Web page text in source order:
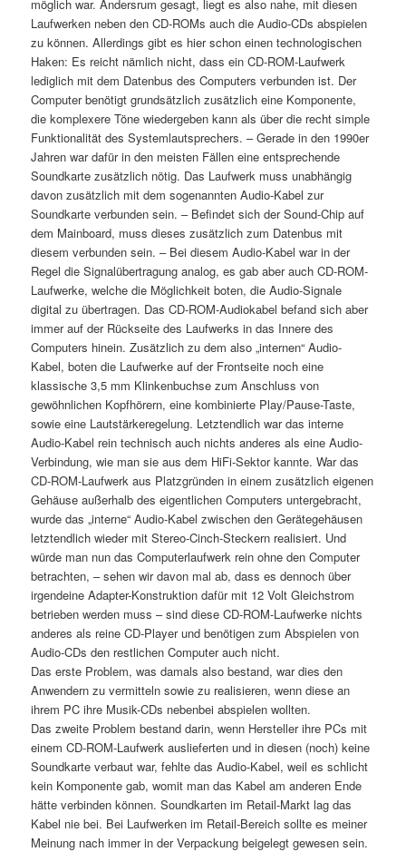
möglich war. Andersrum gesagt, liegt es also nahe, mit diesen
Laufwerken neben den CD-ROMs auch die Audio-CDs abspielen
zu können. Allerdings gibt es hier schon einen technologischen
Haken: Es reicht nämlich nicht, dass ein CD-ROM-Laufwerk
lediglich mit dem Datenbus des Computers verbunden ist. Der
Computer benötigt grundsätzlich zusätzlich eine Komponente,
die komplexere Töne wiedergeben kann als über die recht simple
Funktionalität des Systemlautsprechers. – Gerade in den 1990er
Jahren war dafür in den meisten Fällen eine entsprechende
Soundkarte zusätzlich nötig. Das Laufwerk muss unabhängig
davon zusätzlich mit dem sogenannten Audio-Kabel zur
Soundkarte verbunden sein. – Befindet sich der Sound-Chip auf
dem Mainboard, muss dieses zusätzlich zum Datenbus mit
diesem verbunden sein. – Bei diesem Audio-Kabel war in der
Regel die Signalübertragung analog, es gab aber auch CD-ROM-
Laufwerke, welche die Möglichkeit boten, die Audio-Signale
digital zu übertragen. Das CD-ROM-Audiokabel befand sich aber
immer auf der Rückseite des Laufwerks in das Innere des
Computers hinein. Zusätzlich zu dem also „internen“ Audio-
Kabel, boten die Laufwerke auf der Frontseite noch eine
klassische 3,5 mm Klinkenbuchse zum Anschluss von
gewöhnlichen Kopfhörern, eine kombinierte Play/Pause-Taste,
sowie eine Lautstärkeregelung. Letztendlich war das interne
Audio-Kabel rein technisch auch nichts anderes als eine Audio-
Verbindung, wie man sie aus dem HiFi-Sektor kannte. War das
CD-ROM-Laufwerk aus Platzgründen in einem zusätzlich eigenen
Gehäuse außerhalb des eigentlichen Computers untergebracht,
wurde das „interne“ Audio-Kabel zwischen den Gerätegehäusen
letztendlich wieder mit Stereo-Cinch-Steckern realisiert. Und
würde man nun das Computerlaufwerk rein ohne den Computer
betrachten, – sehen wir davon mal ab, dass es dennoch über
irgendeine Adapter-Konstruktion dafür mit 12 Volt Gleichstrom
betrieben werden muss – sind diese CD-ROM-Laufwerke nichts
anderes als reine CD-Player und benötigen zum Abspielen von
Audio-CDs den restlichen Computer auch nicht.
Das erste Problem, was damals also bestand, war dies den
Anwendern zu vermitteln sowie zu realisieren, wenn diese an
ihrem PC ihre Musik-CDs nebenbei abspielen wollten.
Das zweite Problem bestand darin, wenn Hersteller ihre PCs mit
einem CD-ROM-Laufwerk auslieferten und in diesen (noch) keine
Soundkarte verbaut war, fehlte das Audio-Kabel, weil es schlicht
kein Komponente gab, womit man das Kabel am anderen Ende
hätte verbinden können. Soundkarten im Retail-Markt lag das
Kabel nie bei. Bei Laufwerken im Retail-Bereich sollte es meiner
Meinung nach immer in der Verpackung beigelegt gewesen sein.